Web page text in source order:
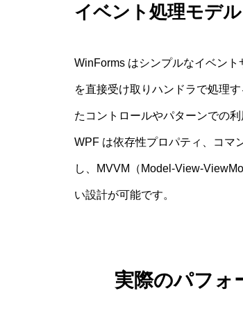
イベント処理モデ
WinForms はシンプルなイベン
を直接受け取りハンドラで処理
たコントロールやパターンでの利
WPF は依存性プロパティ、コマ
し、MVVM（Model-View-
い設計が可能です。
実際のパフォ